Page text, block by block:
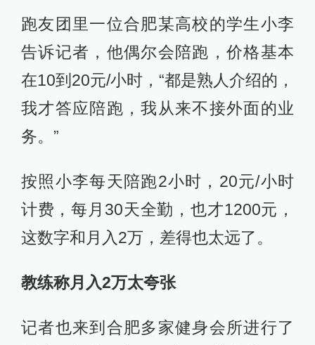
跑友团里一位合肥某高校的学生小李
告诉记者，他偶尔会陪跑，价格基本
在10到20元/小时，“都是熟人介绍的，
我才答应陪跑，我从来不接外面的业
务。”
按照小李每天陪跑2小时，20元/小时
计费，每月30天全勤，也才1200元，
这数字和月入2万，差得也太远了。
教练称月入2万太夸张
记者也来到合肥多家健身会所进行了